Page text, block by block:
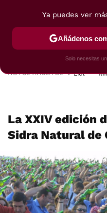
POSTRES VIAJES
HOY SE HABLA DE Lidl
La XXIV edición
Sidra Natural de
Ya puedes ver
Añádenos
Solo necesitas